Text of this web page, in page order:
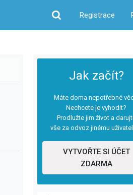
Hledat
Registrace
Jak začít?
Máte doma nepotřebné
Nechcete je vyhodit?
Prodlužte jim život a
vše za odvoz jinému
VYTVOŘTE SI ÚČET
ZDARMA